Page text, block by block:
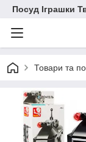
Посуд Іграшки
Товари та